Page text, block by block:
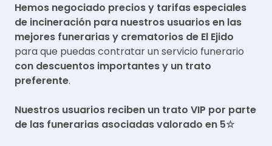
Hemos negociado precios y tarifas especiales
de incineración para nuestros usuarios en las
mejores funerarias y crematorios de El Ejido
para que puedas contratar un servicio funerario
con descuentos importantes y un trato
preferente.
Nuestros usuarios reciben un trato VIP por parte
de las funerarias asociadas valorado en 5☆